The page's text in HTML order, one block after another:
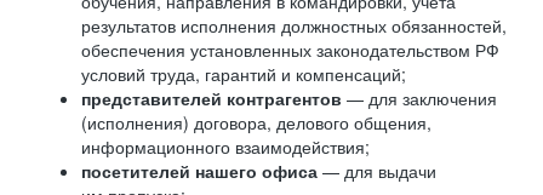
результатов исполнения должностных обязанностей,
обеспечения установленных законодательством РФ
условий труда, гарантий и компенсаций;
представителей контрагентов — для заключения
(исполнения) договора, делового общения,
информационного взаимодействия;
посетителей нашего офиса — для выдачи